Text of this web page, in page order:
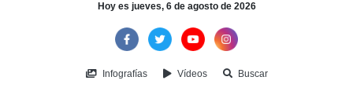
Hoy es jueves, 6 de agosto de 2026
Infografías Vídeos Buscar